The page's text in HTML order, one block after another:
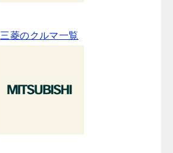
三菱のクルマ一覧